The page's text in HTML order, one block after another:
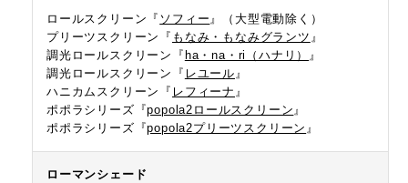
ロールスクリーン『 ソフィー』
（大型電動除く）
プリーツスクリーン『 もなみ・もなみグランツ 』
調光ロールスクリーン『 ha・na・ri（ハナリ） 』
調光ロールスクリーン『 レユール』
ハニカムスクリーン『 レフィーナ 』
ポポラシリーズ『popola2ロールスクリーン』
ポポラシリーズ『popola2プリーツスクリーン 』
ローマンシェード